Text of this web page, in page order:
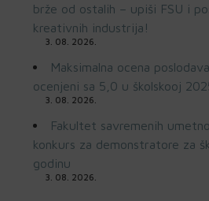
brže od ostalih – upiši FSU i
kreativnih industrija!
3. 08. 2026.
Maksimalna ocena
ocenjeni sa 5,0 u školskooj
3. 08. 2026.
Fakultet savremenih
konkurs za demonstratore za
godinu
3. 08. 2026.